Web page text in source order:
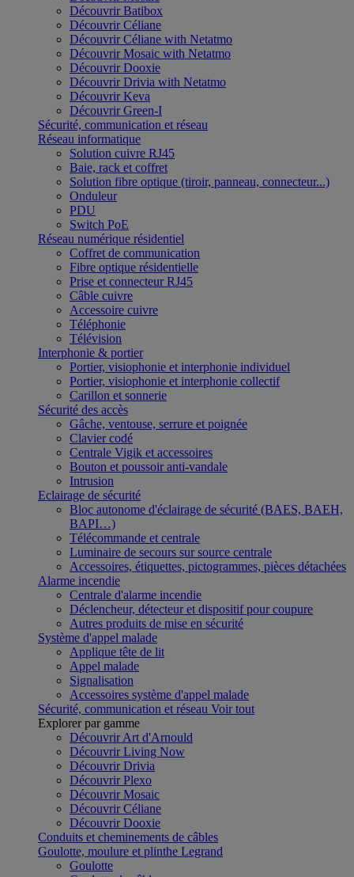
Découvrir Batibox
Découvrir Céliane
Découvrir Céliane with Netatmo
Découvrir Mosaic with Netatmo
Découvrir Dooxie
Découvrir Drivia with Netatmo
Découvrir Keva
Découvrir Green-I
Sécurité, communication et réseau
Réseau informatique
Solution cuivre RJ45
Baie, rack et coffret
Solution fibre optique (tiroir, panneau, connecteur...)
Onduleur
PDU
Switch PoE
Réseau numérique résidentiel
Coffret de communication
Fibre optique résidentielle
Prise et connecteur RJ45
Câble cuivre
Accessoire cuivre
Téléphonie
Télévision
Interphonie & portier
Portier, visiophonie et interphonie individuel
Portier, visiophonie et interphonie collectif
Carillon et sonnerie
Sécurité des accès
Gâche, ventouse, serrure et poignée
Clavier codé
Centrale Vigik et accessoires
Bouton et poussoir anti-vandale
Intrusion
Eclairage de sécurité
Bloc autonome d'éclairage de sécurité (BAES, BAEH,
BAPI…)
Télécommande et centrale
Luminaire de secours sur source centrale
Accessoires, étiquettes, pictogrammes, pièces détachées
Alarme incendie
Centrale d'alarme incendie
Déclencheur, détecteur et dispositif pour coupure
Autres produits de mise en sécurité
Système d'appel malade
Applique tête de lit
Appel malade
Signalisation
Accessoires système d'appel malade
Sécurité, communication et réseau Voir tout
Explorer par gamme
Découvrir Art d'Arnould
Découvrir Living Now
Découvrir Drivia
Découvrir Plexo
Découvrir Mosaic
Découvrir Céliane
Découvrir Dooxie
Conduits et cheminements de câbles
Goulotte, moulure et plinthe Legrand
Goulotte